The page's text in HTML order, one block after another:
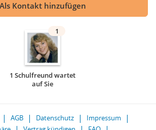
Als Kontakt hinzufügen
1
1 Schulfreund wartet
auf Sie
AGB Datenschutz
Impressum